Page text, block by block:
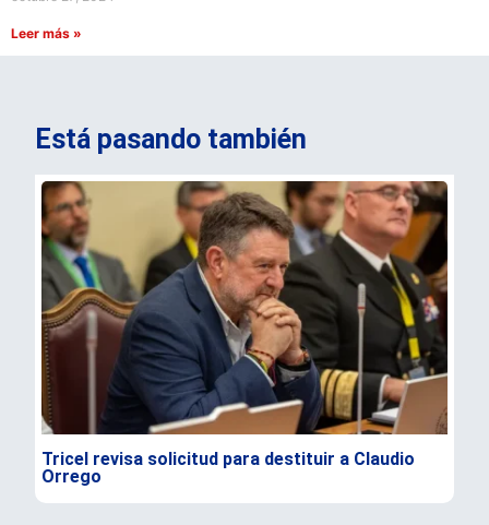
Leer más »
Está pasando también
Tricel revisa solicitud para destituir a Claudio
Orrego